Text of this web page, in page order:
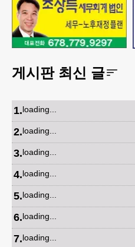
게시판 최신 글
1.loading...
2.loading...
3.loading...
4.loading...
5.loading...
6.loading...
7.loading...